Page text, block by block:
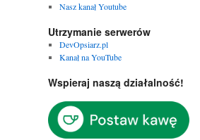
Nasz kanał Youtube
Utrzymanie serwerów
DevOpsiarz.pl
Kanał na YouTube
Wspieraj naszą działalność!